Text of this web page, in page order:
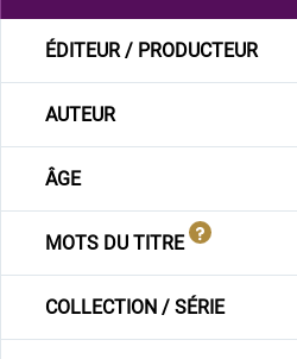
ÉDITEUR / PRODUCTEUR
AUTEUR
ÂGE
MOTS DU TITRE
COLLECTION / SÉRIE